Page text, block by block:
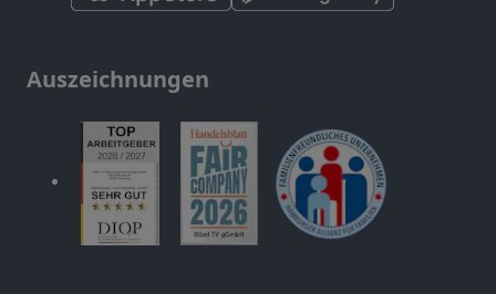
Auszeichnungen